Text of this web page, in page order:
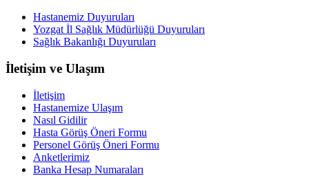
Hastanemiz Duyuruları
Yozgat İl Sağlık Müdürlüğü Duyuruları
Sağlık Bakanlığı Duyuruları
İletişim ve Ulaşım
İletişim
Hastanemize Ulaşım
Nasıl Gidilir
Hasta Görüş Öneri Formu
Personel Görüş Öneri Formu
Anketlerimiz
Banka Hesap Numaraları